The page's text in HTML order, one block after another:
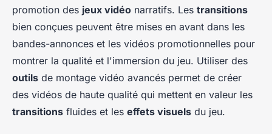
promotion des jeux vidéo narratifs. Les transitions
bien conçues peuvent être mises en avant dans les
bandes-annonces et les vidéos promotionnelles pour
montrer la qualité et l'immersion du jeu. Utiliser des
outils de montage vidéo avancés permet de créer
des vidéos de haute qualité qui mettent en valeur les
transitions fluides et les effets visuels du jeu.